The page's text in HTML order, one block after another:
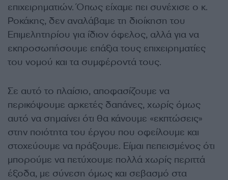
επιχειρηματιών. Όπως είχαμε πει συνέχισε ο κ.
Ροκάκης, δεν αναλάβαμε τη διοίκηση του
Επιμελητηρίου για ίδιον όφελος, αλλά για να
εκπροσωπήσουμε επάξια τους επιχειρηματίες
του νομού και τα συμφέροντά τους.
Σε αυτό το πλαίσιο, αποφασίζουμε να
περικόψουμε αρκετές δαπάνες, χωρίς όμως
αυτό να σημαίνει ότι θα κάνουμε «εκπτώσεις»
στην ποιότητα του έργου που οφείλουμε και
στοχεύουμε να πράξουμε. Είμαι πεπεισμένος ότι
μπορούμε να πετύχουμε πολλά χωρίς περιττά
έξοδα, με σύνεση όμως και σεβασμό στα